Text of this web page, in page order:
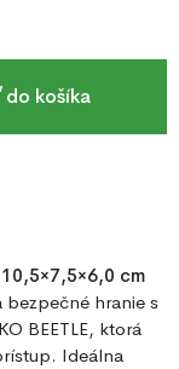
košíka
10,5×7,5×6,0 cm
bezpečné hranie s
BEETLE, ktorá
Ideálna